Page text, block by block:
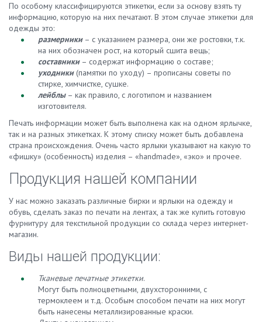
По особому классифицируются этикетки, если за основу взять ту
информацию, которую на них печатают. В этом случае этикетки для
одежды это:
размерники– с указанием размера, они же ростовки, т.к.
на них обозначен рост, на который сшита вещь;
составники– содержат информацию о составе;
уходники(памятки по уходу) – прописаны советы по
стирке, химчистке, сушке.
лейблы– как правило, с логотипом и названием
изготовителя.
Печать информации может быть выполнена как на одном ярлычке,
так и на разных этикетках. К этому списку может быть добавлена
страна происхождения. Очень часто ярлыки указывают на какую то
«фишку» (особенность) изделия – «handmade», «эко» и прочее.
Продукция нашей компании
У нас можно заказать различные бирки и ярлыки на одежду и
обувь, сделать заказ по печати на лентах, а так же купить готовую
фурнитуру для текстильной продукции со склада через интернет-
магазин.
Виды нашей продукции:
Тканевые печатные этикетки.
Могут быть полноцветными, двухсторонними, с
термоклеем и т.д. Особым способом печати на них могут
быть нанесены металлизированные краски.